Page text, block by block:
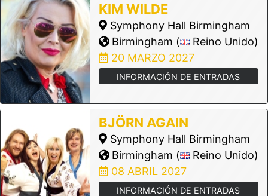
KIM WILDE
Symphony Hall Birmingham
Birmingham (
Reino Unido)
20 MARZO 2027
INFORMACIÓN DE ENTRADAS
BJÖRN AGAIN
Symphony Hall Birmingham
Birmingham (
Reino Unido)
08 ABRIL 2027
INFORMACIÓN DE ENTRADAS